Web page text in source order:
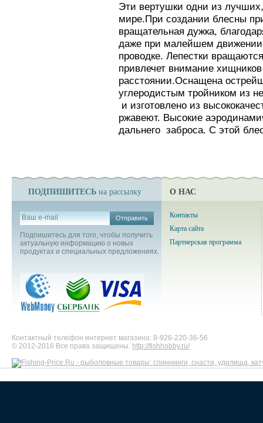
Эти вертушки одни из
мире.При создании блесны
вращательная дужка,
даже при малейшем
проводке. Лепестки
привлечет внимание
расстоянии.Оснащена
углеродистым тройником из
и изготовлено из
ржавеют. Высокие
дальнего заброса. С этой
ПОДПИШИТЕСЬ на рассылку
Отправить
Подпишитесь для того, чтобы получить
актуальную информацию о новых
продуктах и специальных предложениях.
О НАС
Контакты
Карта сайта
Партнерская программа
Контактный телефон интернет магазина: 8-926-220-36-56
© 2012-2016 Все права защищены. http://fishhobby.ru/